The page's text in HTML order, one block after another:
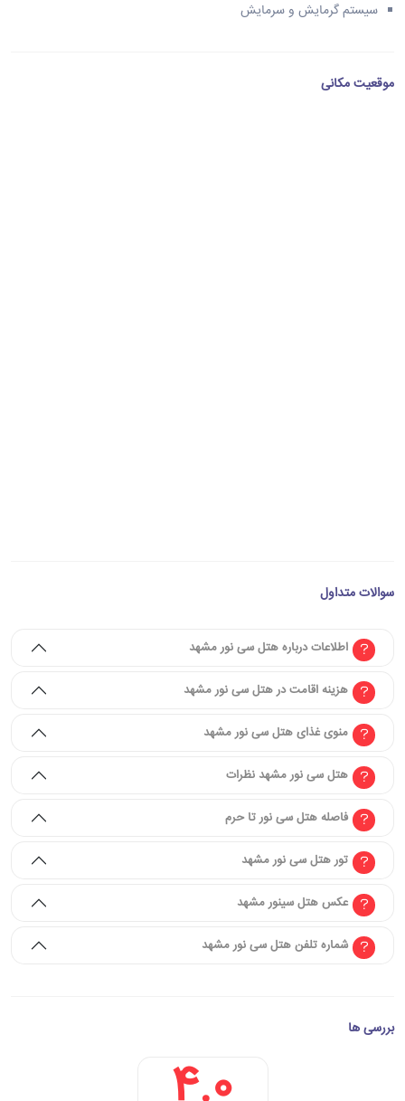
سیستم گرمایش و سرمایش
موقعیت مکانی
سوالات متداول
اطلاعات درباره هتل سی نور مشهد
هزینه اقامت در هتل سی نور مشهد
منوی غذای هتل سی نور مشهد
هتل سی نور مشهد نظرات
فاصله هتل سی نور تا حرم
تور هتل سی نور مشهد
عکس هتل سینور مشهد
شماره تلفن هتل سی نور مشهد
بررسی ها